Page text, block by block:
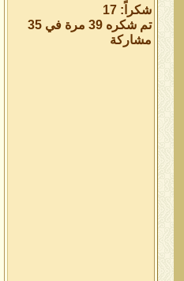
شكراً: 17
تم شكره 39 مرة في 35
مشاركة